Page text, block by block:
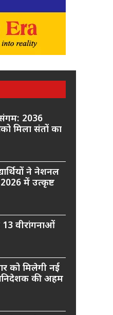
2036
मिला संतों का
ने नेशनल
में उत्कृष्ट
वीरांगनाओं
को मिलेगी नई
की अहम